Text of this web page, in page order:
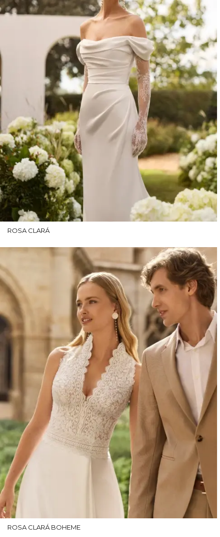
ROSA CLARÁ
ROSA CLARÁ BOHEME